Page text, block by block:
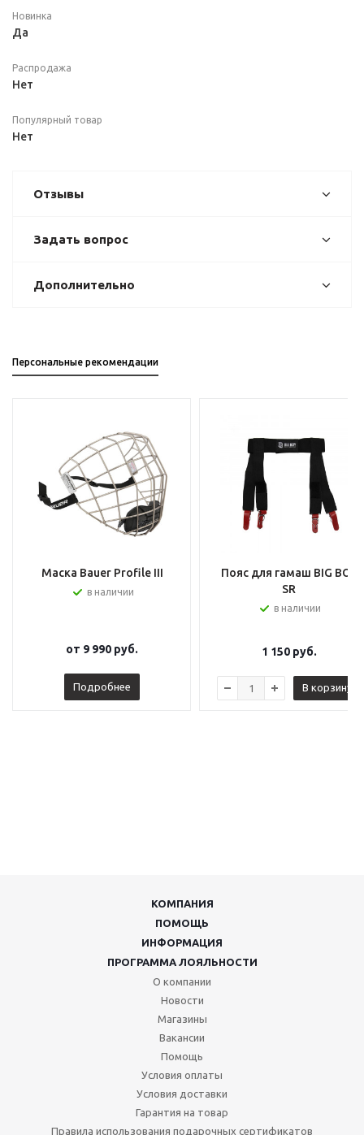
Новинка
Да
Распродажа
Нет
Популярный товар
Нет
Отзывы
Задать вопрос
Дополнительно
Персональные рекомендации
Маска Bauer Profile III
в наличии
от 9 990 руб.
Подробнее
Пояс для гамаш BIG BOY
SR
в наличии
1 150руб.
В корзину
КОМПАНИЯ
ПОМОЩЬ
ИНФОРМАЦИЯ
ПРОГРАММА ЛОЯЛЬНОСТИ
О компании
Новости
Магазины
Вакансии
Помощь
Условия оплаты
Условия доставки
Гарантия на товар
Правила использования подарочных сертификатов